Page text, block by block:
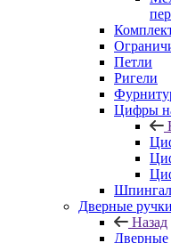
Петли
Ригели
Цифры
Дверные ручки
Назад
Дверные